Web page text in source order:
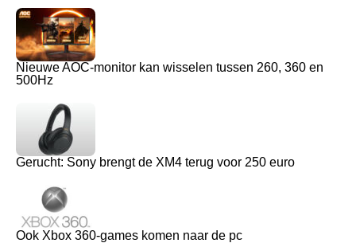
Nieuwe AOC-monitor kan wisselen tussen 260, 360 en
500Hz
Gerucht: Sony brengt de XM4 terug voor 250 euro
Ook Xbox 360-games komen naar de pc